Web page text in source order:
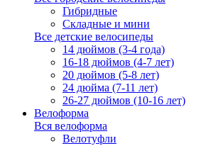
Гибридные
Складные и мини
Все детские велосипеды
14 дюймов (3-4 года)
16-18 дюймов (4-7 лет)
20 дюймов (5-8 лет)
24 дюйма (7-11 лет)
26-27 дюймов (10-16 лет)
Велоформа
Вся велоформа
Велотуфли